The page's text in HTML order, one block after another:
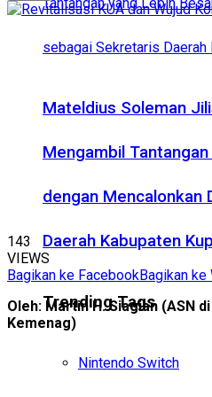
Mateldius Soleman
Mengambil
dengan Mencalonkan
Daerah Kabupaten
Trending Tags
Nintendo Switch
143
VIEWS
Bagikan ke FacebookBagikan ke
Oleh: Martin H. Siagian (ASN
Kemenag)